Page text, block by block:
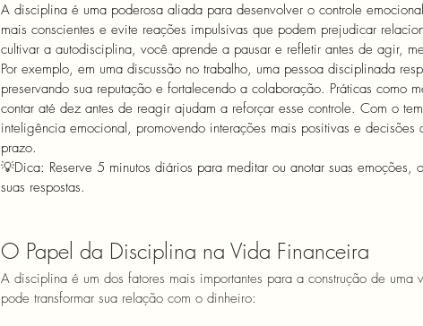
A disciplina é uma poderosa aliada para desenvolver o controle
mais conscientes e evite reações impulsivas que podem prejudicar
cultivar a autodisciplina, você aprende a pausar e refletir antes de agir,
Por exemplo, em uma discussão no trabalho, uma pessoa disciplinada
preservando sua reputação e fortalecendo a colaboração. Práticas como
contar até dez antes de reagir ajudam a reforçar esse controle. Com o
inteligência emocional, promovendo interações mais positivas e
prazo.
💡Dica: Reserve 5 minutos diários para meditar ou anotar suas emoções,
suas respostas.
O Papel da Disciplina na Vida Financeira
A disciplina é um dos fatores mais importantes para a construção de
pode transformar sua relação com o dinheiro: